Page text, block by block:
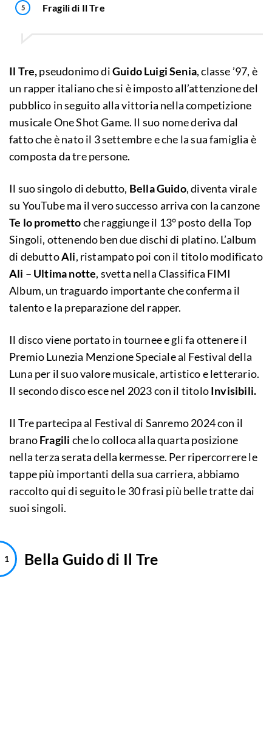
Fragili di Il Tre
Il Tre,pseudonimo diGuido Luigi Senia, classe ’97, è
un rapper italiano che si è imposto all’attenzione del
pubblico in seguito alla vittoria nella competizione
musicale One Shot Game. Il suo nome deriva dal
fatto che è nato il 3 settembre e che la sua famiglia è
composta da tre persone.
Il suo singolo di debutto, Bella Guido, diventa virale
su YouTube ma il vero successo arriva con la canzone
Te lo promettoche raggiunge il 13° posto della Top
Singoli, ottenendo ben due dischi di platino. L’album
di debuttoAli, ristampato poi con il titolo modificato
Ali – Ultima notte, svetta nella Classifica FIMI
Album, un traguardo importante che conferma il
talento e la preparazione del rapper.
Il disco viene portato in tournee e gli fa ottenere il
Premio Lunezia Menzione Speciale al Festival della
Luna per il suo valore musicale, artistico e letterario.
Il secondo disco esce nel 2023 con il titoloInvisibili.
Il Tre partecipa al Festival di Sanremo 2024 con il
branoFragili che lo colloca alla quarta posizione
nella terza serata della kermesse. Per ripercorrere le
tappe più importanti della sua carriera, abbiamo
raccolto qui di seguito le 30 frasi più belle tratte dai
suoi singoli.
Bella Guido di Il Tre